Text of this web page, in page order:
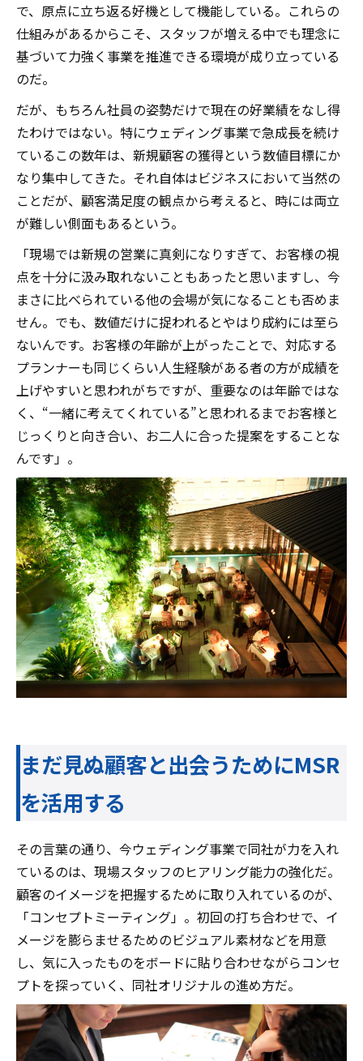
で、原点に立ち返る好機として機能している。これらの
仕組みがあるからこそ、スタッフが増える中でも理念に
基づいて力強く事業を推進できる環境が成り立っている
のだ。
だが、もちろん社員の姿勢だけで現在の好業績をなし得
たわけではない。特にウェディング事業で急成長を続け
ているこの数年は、新規顧客の獲得という数値目標にか
なり集中してきた。それ自体はビジネスにおいて当然の
ことだが、顧客満足度の観点から考えると、時には両立
が難しい側面もあるという。
「現場では新規の営業に真剣になりすぎて、お客様の視
点を十分に汲み取れないこともあったと思いますし、今
まさに比べられている他の会場が気になることも否めま
せん。でも、数値だけに捉われるとやはり成約には至ら
ないんです。お客様の年齢が上がったことで、対応する
プランナーも同じくらい人生経験がある者の方が成績を
上げやすいと思われがちですが、重要なのは年齢ではな
く、“一緒に考えてくれている”と思われるまでお客様と
じっくりと向き合い、お二人に合った提案をすることな
んです」。
まだ見ぬ顧客と出会うためにMSR
を活用する
その言葉の通り、今ウェディング事業で同社が力を入れ
ているのは、現場スタッフのヒアリング能力の強化だ。
顧客のイメージを把握するために取り入れているのが、
「コンセプトミーティング」。初回の打ち合わせで、イ
メージを膨らませるためのビジュアル素材などを用意
し、気に入ったものをボードに貼り合わせながらコンセ
プトを探っていく、同社オリジナルの進め方だ。